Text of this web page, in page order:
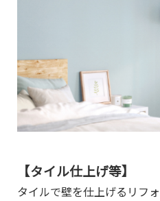
【タイル仕上げ等】
タイルで壁を仕上げるリフ